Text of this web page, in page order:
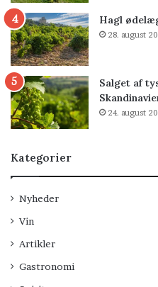
Hagl
28. august
Salget af
24. august
Kategorier
Nyheder
Vin
Artikler
Gastronomi